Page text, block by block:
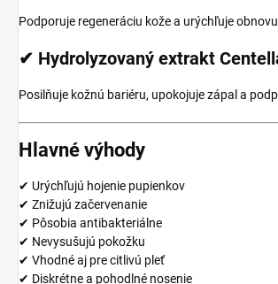
Podporuje regeneráciu kože a urýchľuje
✔ Hydrolyzovaný extrakt
Posilňuje kožnú bariéru, upokojuje zápal a
Hlavné výhody
✔ Urýchľujú hojenie pupienkov
✔ Znižujú začervenanie
✔ Pôsobia antibakteriálne
✔ Nevysušujú pokožku
✔ Vhodné aj pre citlivú pleť
✔ Diskrétne a pohodlné nosenie